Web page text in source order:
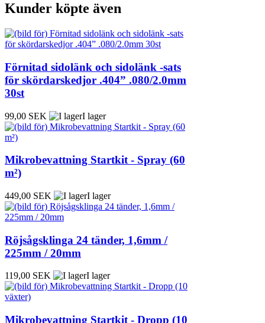
Kunder köpte även
Förnitad sidolänk och sidolänk -sats
för skördarskedjor .404” .080/2.0mm
30st
99,00 SEK I lager
Mikrobevattning Startkit - Spray (60
m²)
449,00 SEK I lager
Röjsågsklinga 24 tänder, 1,6mm /
225mm / 20mm
119,00 SEK I lager
Mikrobevattning Startkit - Dropp (10